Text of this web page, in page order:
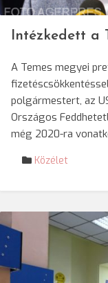
Intézkedett a
A Temes megyei
polgármestert, az
Országos
még 2020-ra
Közélet